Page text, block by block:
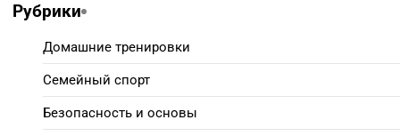
Рубрики
Домашние тренировки
Семейный спорт
Безопасность и основы